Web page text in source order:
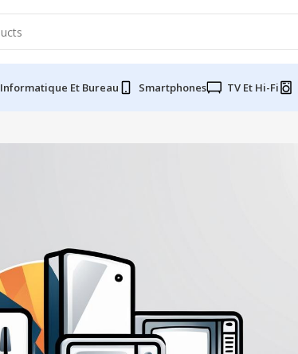
Informatique Et Bureau Smartphones TV Et Hi-Fi